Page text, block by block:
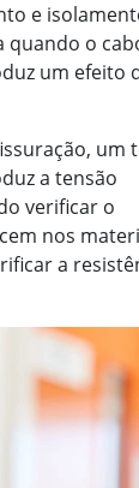
e
quando o
um efeito
um
a tensão
verificar o
nos
a